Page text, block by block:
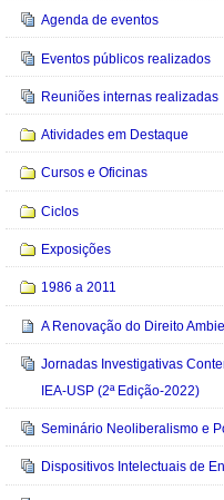
Agenda de eventos
Eventos públicos realizados
Reuniões internas realizadas
Atividades em Destaque
Cursos e Oficinas
Ciclos
Exposições
1986 a 2011
A Renovação do Direito
Jornadas Investigativas
IEA-USP (2ª Edição-2022)
Seminário Neoliberalismo e
Dispositivos Intelectuais de